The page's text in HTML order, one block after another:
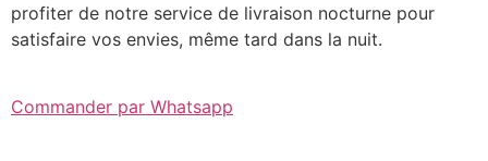
profiter de notre service de livraison nocturne pour
satisfaire vos envies, même tard dans la nuit.
Commander par Whatsapp